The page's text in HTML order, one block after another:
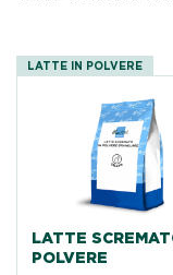
LATTE IN POLVERE
LATTE
POLVERE